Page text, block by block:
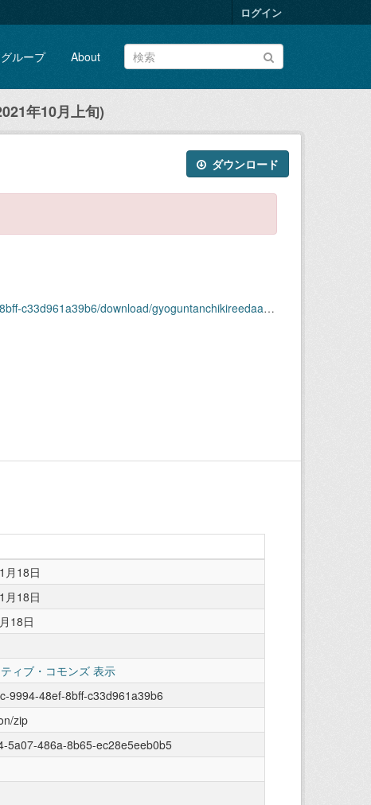
ログイン
グループ About
年10月上旬)
ダウンロード
gyoguntanchikireedaagazou2021nen10-joujun.zip
月18日
月18日
18日
ィブ・コモンズ 表示
9994-48ef-8bff-c33d961a39b6
zip
5a07-486a-8b65-ec28e5eeb0b5